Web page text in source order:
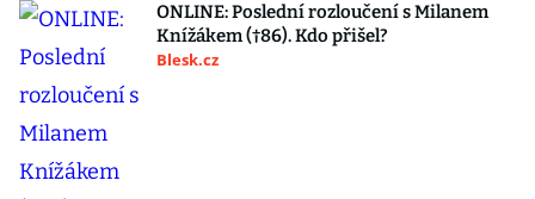
ONLINE: Poslední rozloučení s Milanem
Knížákem (†86). Kdo přišel?
Blesk.cz